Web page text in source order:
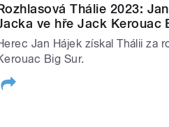
Thálie 2023:
ve hře Jack Kerouac
Jan Hájek získal Thálii za
Big Sur.